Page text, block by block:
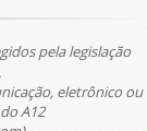
pela legislação
eletrônico ou
A12